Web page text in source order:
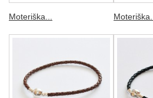
Moteriška... Moteriška...